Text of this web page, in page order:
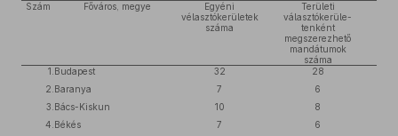
Szám Főváros, megye
Egyéni
vélasztókerületek
száma
Területi
választókerüle-
tenként
megszerezhető
mandátumok
száma
1. Budapest 32
28
2. Baranya 7
6
3. Bács-Kiskun 10
8
4. Békés 7
6